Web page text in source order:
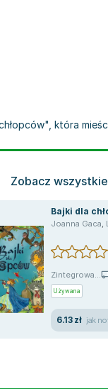
która
Zobacz
Bajki dla
Joanna Gaca,
Zintegrowa...
Używana
6.13 zł jak